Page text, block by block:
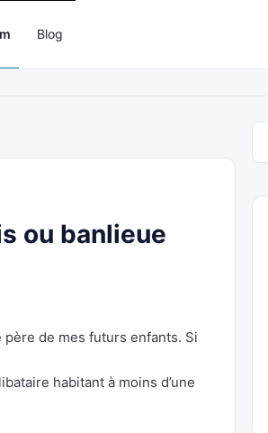
Blog
ou banlieue
de mes futurs enfants. Si
habitant à moins d’une